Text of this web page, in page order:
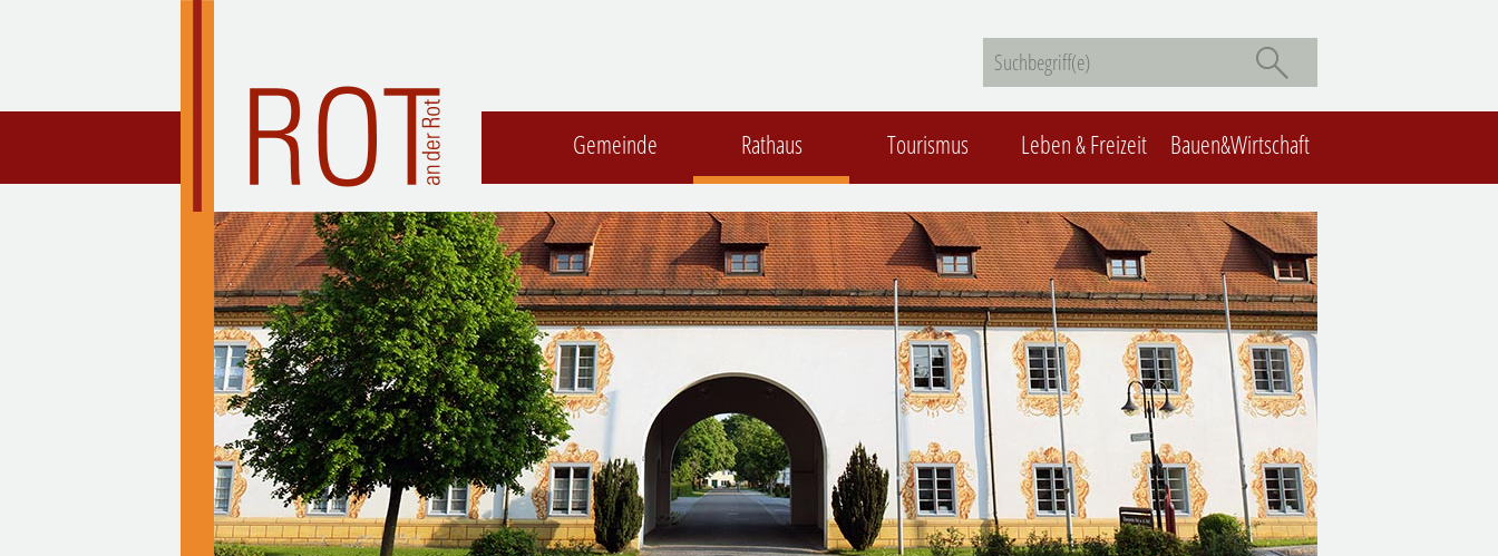
Gemeinde Rathaus Tourismus Leben & Freizeit Bauen&Wirtschaft